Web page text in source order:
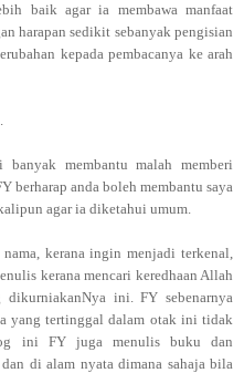
baik agar ia membawa manfaat
harapan sedikit sebanyak pengisian
kepada pembacanya ke arah
membantu malah memberi
berharap anda boleh membantu saya
agar ia diketahui umum.
kerana ingin menjadi terkenal,
kerana mencari keredhaan Allah
ini. FY sebenarnya
yang tertinggal dalam otak ini tidak
ini FY juga menulis buku dan
di alam nyata dimana sahaja bila